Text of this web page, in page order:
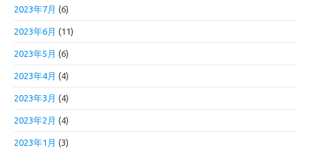
2023年7月 (6)
2023年6月 (11)
2023年5月 (6)
2023年4月 (4)
2023年3月 (4)
2023年2月 (4)
2023年1月 (3)